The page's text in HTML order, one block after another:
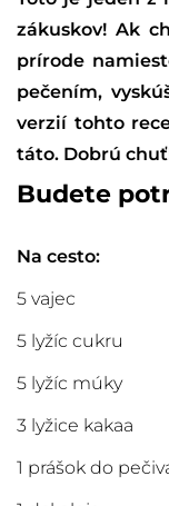
zákuskov! Ak
prírode
pečením,
verzií tohto
táto. Dobrú
Budete
Na cesto:
5 vajec
5 lyžíc cukru
5 lyžíc múky
3 lyžice kakaa
1 prášok do